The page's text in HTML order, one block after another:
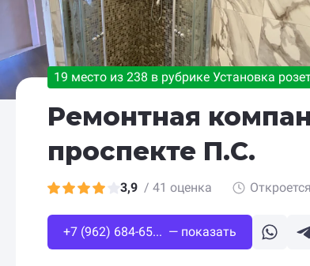
19 место из 238 в рубрике Установка
Ремонтная
проспекте П.С.
3,9 / 41 оценка
+7 (962) 684-65... — показать